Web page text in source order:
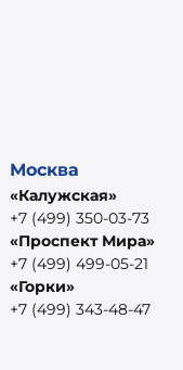
Москва
«Калужская»
+7 (499) 350-03-73
«Проспект Мира»
+7 (499) 499-05-21
«Горки»
+7 (499) 343-48-47